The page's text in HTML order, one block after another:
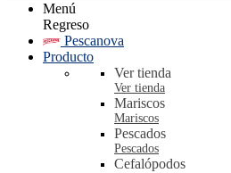
Menú
Regreso
Pescanova
Producto
Ver tienda
Ver tienda
Mariscos
Mariscos
Pescados
Pescados
Cefalópodos